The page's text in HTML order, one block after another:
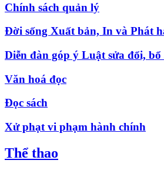
Chính sách quản lý
Đời sống Xuất bản, In và Phát
Diễn đàn góp ý Luật sửa đổi,
Văn hoá đọc
Đọc sách
Xử phạt vi phạm hành chính
Thể thao